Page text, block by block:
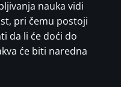
nauka vidi
pri čemu postoji
da li će doći do
će biti naredna